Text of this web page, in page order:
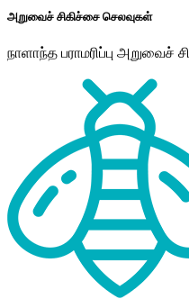
அறுவைச் சிகிச்சை செலவுகள்
நாளாந்த பராமரிப்பு அறுவைச்